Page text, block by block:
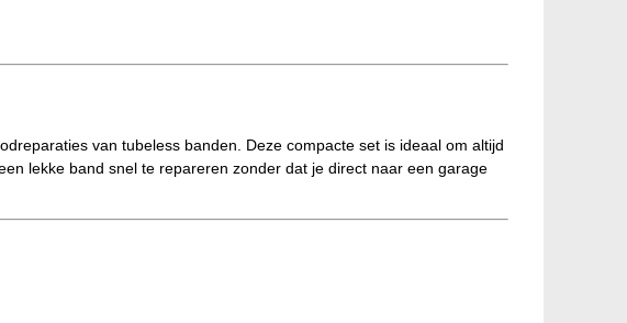
van tubeless banden. Deze compacte set is ideaal om altijd
lekke band snel te repareren zonder dat je direct naar een garage